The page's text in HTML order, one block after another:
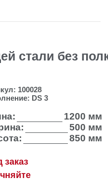
стали без
100028
DS 3
1200 мм
500 мм
850 мм
заказ